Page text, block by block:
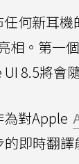
何新耳
相。第一
8.5將會
對Apple
即時翻